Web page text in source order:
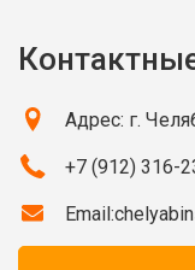
Адрес: г.
+7 (912) 316-
Email: